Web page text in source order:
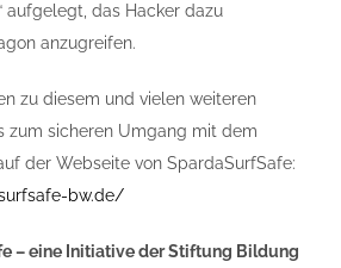
aufgelegt, das Hacker dazu
anzugreifen.
zu diesem und vielen weiteren
zum sicheren Umgang mit dem
der Webseite von SpardaSurfSafe:
bw.de/
– eine Initiative der Stiftung Bildung